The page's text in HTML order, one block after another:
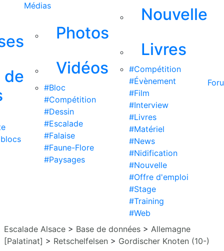
de
Médias
Photos
Vidéos
#Bloc
#Compétition
#Dessin
#Escalade
#Falaise
#Faune-Flore
#Paysages
Nouvelle
Livres
#Compétition
#Évènement
#Film
#Interview
#Livres
#Matériel
#News
#Nidification
#Nouvelle
#Offre d'emploi
#Stage
#Training
#Web
Escalade Alsace > Base de données > Allemagne
[Palatinat] > Retschelfelsen > Gordischer Knoten (10-)